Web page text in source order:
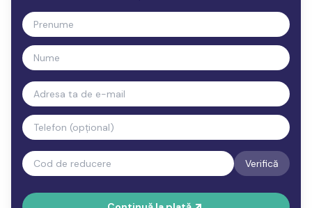
Prenume
Nume
Email
Telefon (opțional)
Verifică